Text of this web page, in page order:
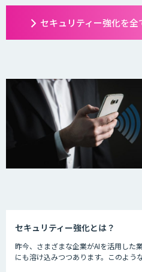
セキュリティー強化を
セキュリティー強化とは？
昨今、さまざまな企業がAIを活用した
にも溶け込みつつあります。このよう